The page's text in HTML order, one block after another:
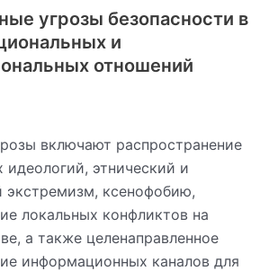
угрозы безопасности в
и
отношений
включают распространение
идеологий, этнический и
экстремизм, ксенофобию,
локальных конфликтов на
а также целенаправленное
информационных каналов для